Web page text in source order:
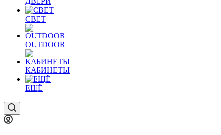
СВЕТ
OUTDOOR
КАБИНЕТЫ
ЕЩЁ